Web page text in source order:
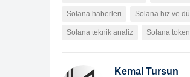
Solana haberleri Solana hız ve
Solana teknik analiz Solana
Kemal Tursun